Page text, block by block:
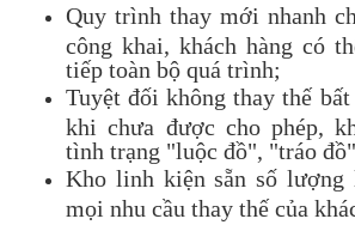
Quy trình thay mới nhanh
công khai, khách hàng có
tiếp toàn bộ quá trình;
Tuyệt đối không thay thế
khi chưa được cho phép,
tình trạng "luộc đồ", "tráo
Kho linh kiện sẵn số lượng
mọi nhu cầu thay thế của